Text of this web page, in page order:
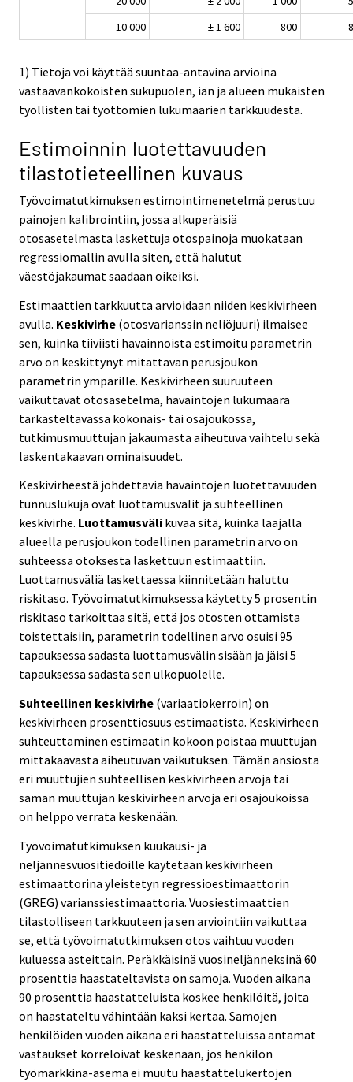
10 000
± 1 600 800
1) Tietoja voi käyttää suuntaa-antavina arvioina
vastaavankokoisten sukupuolen, iän ja alueen mukaisten
työllisten tai työttömien lukumäärien tarkkuudesta.
Estimoinnin luotettavuuden
tilastotieteellinen kuvaus
Työvoimatutkimuksen estimointimenetelmä perustuu
painojen kalibrointiin, jossa alkuperäisiä
otosasetelmasta laskettuja otospainoja muokataan
regressiomallin avulla siten, että halutut
väestöjakaumat saadaan oikeiksi.
Estimaattien tarkkuutta arvioidaan niiden keskivirheen
avulla. Keskivirhe (otosvarianssin neliöjuuri) ilmaisee
sen, kuinka tiiviisti havainnoista estimoitu parametrin
arvo on keskittynyt mitattavan perusjoukon
parametrin ympärille. Keskivirheen suuruuteen
vaikuttavat otosasetelma, havaintojen lukumäärä
tarkasteltavassa kokonais- tai osajoukossa,
tutkimusmuuttujan jakaumasta aiheutuva vaihtelu sekä
laskentakaavan ominaisuudet.
Keskivirheestä johdettavia havaintojen luotettavuuden
tunnuslukuja ovat luottamusvälit ja suhteellinen
keskivirhe. Luottamusväli kuvaa sitä, kuinka laajalla
alueella perusjoukon todellinen parametrin arvo on
suhteessa otoksesta laskettuun estimaattiin.
Luottamusväliä laskettaessa kiinnitetään haluttu
riskitaso. Työvoimatutkimuksessa käytetty 5 prosentin
riskitaso tarkoittaa sitä, että jos otosten ottamista
toistettaisiin, parametrin todellinen arvo osuisi 95
tapauksessa sadasta luottamusvälin sisään ja jäisi 5
tapauksessa sadasta sen ulkopuolelle.
Suhteellinen keskivirhe (variaatiokerroin) on
keskivirheen prosenttiosuus estimaatista. Keskivirheen
suhteuttaminen estimaatin kokoon poistaa muuttujan
mittakaavasta aiheutuvan vaikutuksen. Tämän ansiosta
eri muuttujien suhteellisen keskivirheen arvoja tai
saman muuttujan keskivirheen arvoja eri osajoukoissa
on helppo verrata keskenään.
Työvoimatutkimuksen kuukausi- ja
neljännesvuositiedoille käytetään keskivirheen
estimaattorina yleistetyn regressioestimaattorin
(GREG) varianssiestimaattoria. Vuosiestimaattien
tilastolliseen tarkkuuteen ja sen arviointiin vaikuttaa
se, että työvoimatutkimuksen otos vaihtuu vuoden
kuluessa asteittain. Peräkkäisinä vuosineljänneksinä 60
prosenttia haastateltavista on samoja. Vuoden aikana
90 prosenttia haastatteluista koskee henkilöitä, joita
on haastateltu vähintään kaksi kertaa. Samojen
henkilöiden vuoden aikana eri haastatteluissa antamat
vastaukset korreloivat keskenään, jos henkilön
työmarkkina-asema ei muutu haastattelukertojen